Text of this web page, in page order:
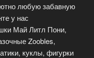
любую забавную
у нас
Май Литл Пони,
Zoobles,
куклы, фигурки